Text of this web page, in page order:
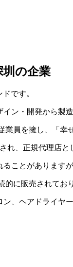
圳の企業
です。
ン・開発から製
業員を擁し、「
れ、正規代理店
ことがあります
的に販売されて
、ヘアドライヤ